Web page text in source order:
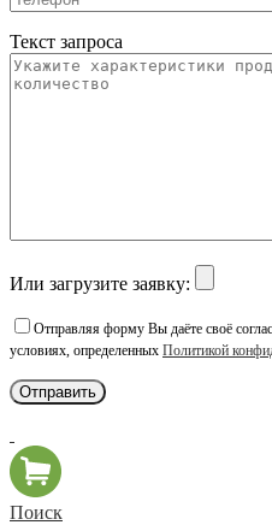
Текст запроса
Или загрузите заявку:
Отправляя форму Вы даёте своё
условиях, определенных Политикой
Поиск